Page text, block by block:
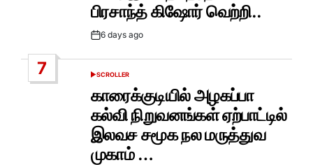
பிரசாந்த் கிஷோர் வெற்றி..
Post6 days ago
7
POSTED
SCROLLER
காரைக்குடியில் அழகப்பா
கல்வி நிறுவனங்கள் ஏற்பாட்டில்
இலவச சமூக நல மருத்துவ
முகாம் …